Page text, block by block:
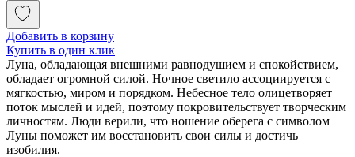
Добавить в корзину
Купить в один клик
Луна, обладающая внешними равнодушием и спокойствием,
обладает огромной силой. Ночное светило ассоциируется с
мягкостью, миром и порядком. Небесное тело олицетворяет
поток мыслей и идей, поэтому покровительствует творческим
личностям. Люди верили, что ношение оберега с символом
Луны поможет им восстановить свои силы и достичь
изобилия.